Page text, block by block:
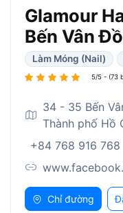
Glamour
Bến Vân
Làm Móng (Nail)
5/5 - (73
34 - 35 Bến
Thành phố Hồ
+84 768 916 768
Chỉ đường